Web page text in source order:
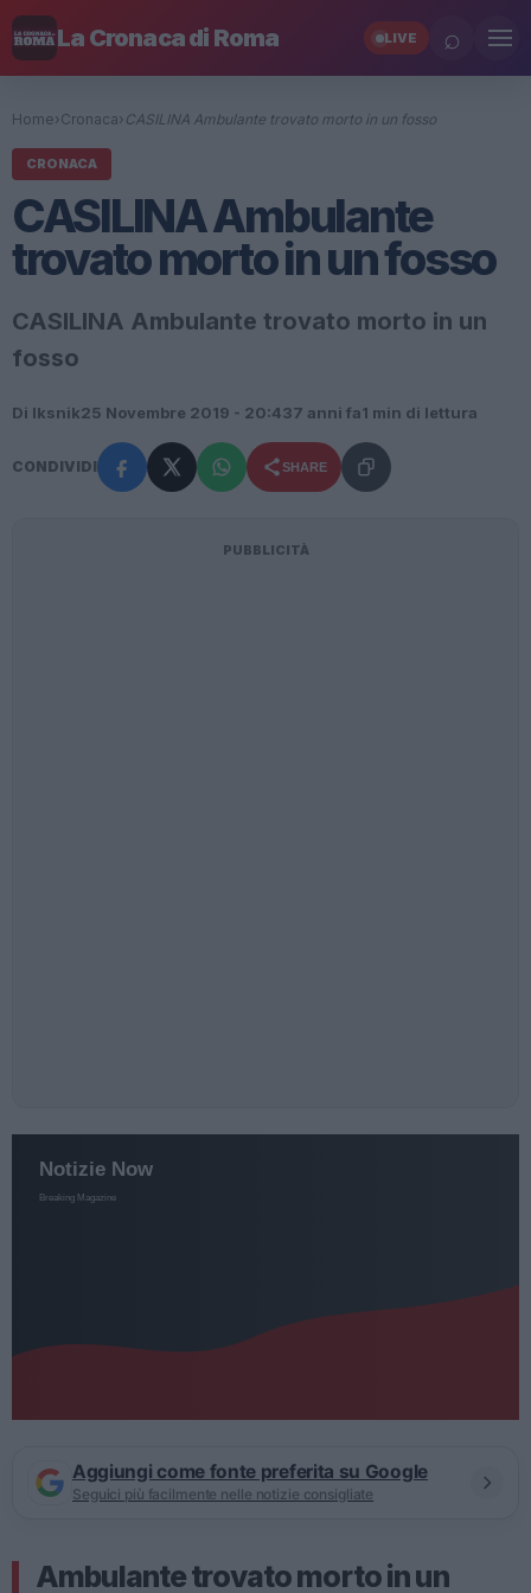
La Cronaca di Roma LIVE ⌕
Home› Cronaca› CASILINA Ambulante trovato morto in un fosso
CRONACA
CASILINA Ambulante
trovato morto in un fosso
CASILINA Ambulante trovato morto in un
fosso
Di Iksnik25 Novembre 2019 - 20:437 anni fa1 min di lettura
CONDIVIDI SHARE
PUBBLICITÀ
Aggiungi come fonte preferita su Google
Seguici più facilmente nelle notizie consigliate
Ambulante trovato morto in un